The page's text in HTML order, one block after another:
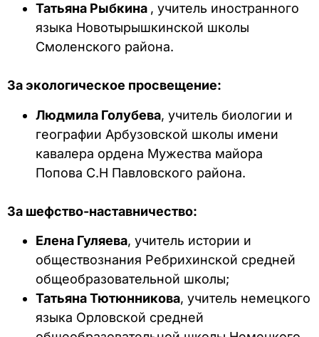
Татьяна Рыбкина , учитель иностранного
языка Новотырышкинской школы
Смоленского района.
За экологическое просвещение:
Людмила Голубева, учитель биологии и
географии Арбузовской школы имени
кавалера ордена Мужества майора
Попова С.Н Павловского района.
За шефство-наставничество:
Елена Гуляева, учитель истории и
обществознания Ребрихинской средней
общеобразовательной школы;
Татьяна Тютюнникова, учитель немецкого
языка Орловской средней